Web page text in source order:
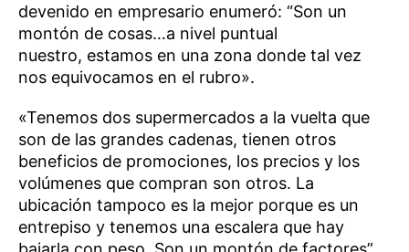
devenido en empresario enumeró: “Son un
montón de cosas…a nivel puntual
nuestro, estamos en una zona donde tal vez
nos equivocamos en el rubro».
«Tenemos dos supermercados a la vuelta que
son de las grandes cadenas, tienen otros
beneficios de promociones, los precios y los
volúmenes que compran son otros. La
ubicación tampoco es la mejor porque es un
entrepiso y tenemos una escalera que hay